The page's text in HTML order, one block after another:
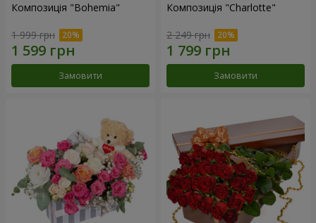
Композиція "Bohemia"
1 999 грн
Замовити
Композиція "Charlotte"
2 249 грн
Замовити